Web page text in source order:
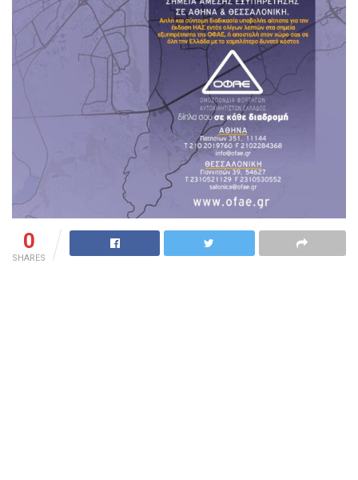
0
SHARES